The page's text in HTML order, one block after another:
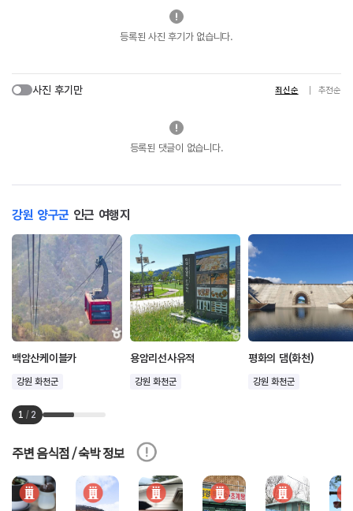
등록된 사진 후기가 없습니다.
사진 후기만 최신순 추천순
등록된 댓글이 없습니다.
강원 양구군 인근 여행지
백암산케이블카
강원 화천군
용암리선사유적
강원 화천군
평화의 댐(화천)
강원 화천군
1 / 2
주변 음식점 / 숙박 정보